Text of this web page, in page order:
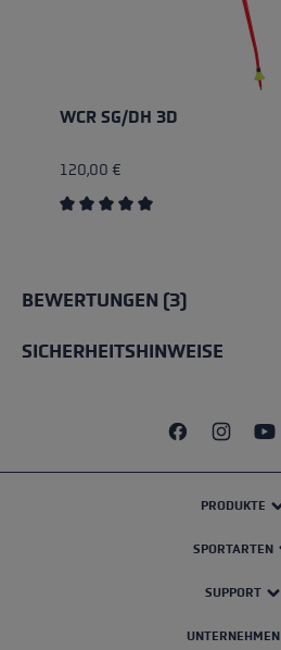
WCR SG/DH 3D
120,00 €
BEWERTUNGEN (3)
SICHERHEITSHINWEISE
PRODUKTE
SPORTARTEN
SUPPORT
UNTERNEHMEN